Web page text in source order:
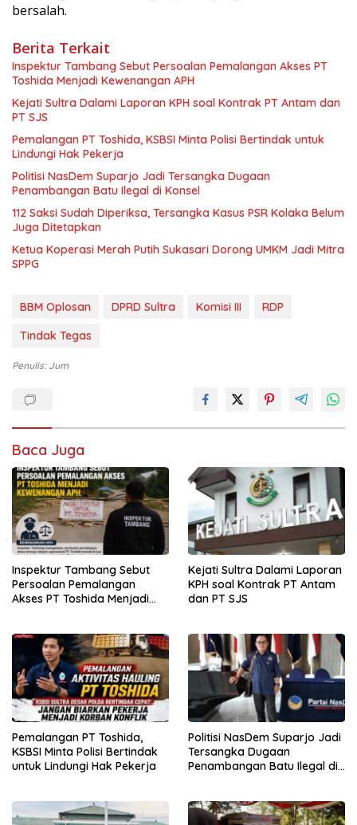
bersalah.
Berita Terkait
Inspektur Tambang Sebut Persoalan Pemalangan Akses PT
Toshida Menjadi Kewenangan APH
Kejati Sultra Dalami Laporan KPH soal Kontrak PT Antam dan
PT SJS
Pemalangan PT Toshida, KSBSI Minta Polisi Bertindak untuk
Lindungi Hak Pekerja
Politisi NasDem Suparjo Jadi Tersangka Dugaan
Penambangan Batu Ilegal di Konsel
112 Saksi Sudah Diperiksa, Tersangka Kasus PSR Kolaka Belum
Juga Ditetapkan
Ketua Koperasi Merah Putih Sukasari Dorong UMKM Jadi Mitra
SPPG
BBM Oplosan DPRD Sultra Komisi III
RDP
Tindak Tegas
Penulis: Jum
Baca Juga
Inspektur Tambang Sebut
Persoalan Pemalangan
Akses PT Toshida Menjadi
Kejati Sultra Dalami Laporan
KPH soal Kontrak PT Antam
dan PT SJS
Pemalangan PT Toshida,
KSBSI Minta Polisi Bertindak
untuk Lindungi Hak Pekerja
Politisi NasDem Suparjo Jadi
Tersangka Dugaan
Penambangan Batu Ilegal di